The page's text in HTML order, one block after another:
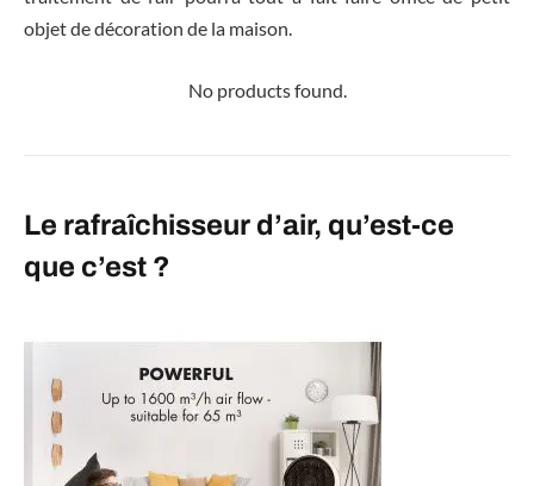
objet de décoration de la maison.
No products found.
Le rafraîchisseur d’air, qu’est-ce
que c’est ?